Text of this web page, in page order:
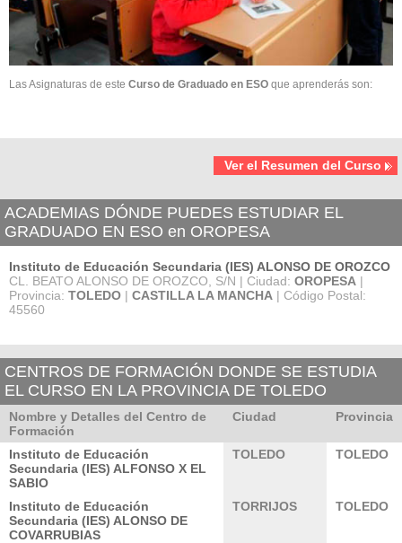
Las Asignaturas de este Curso de Graduado en ESO que aprenderás son:
Ver el Resumen del Curso
ACADEMIAS DÓNDE PUEDES ESTUDIAR EL
GRADUADO EN ESO en OROPESA
Instituto de Educación Secundaria (IES) ALONSO DE OROZCO
CL. BEATO ALONSO DE OROZCO, S/N | Ciudad: OROPESA |
Provincia: TOLEDO | CASTILLA LA MANCHA | Código Postal:
45560
CENTROS DE FORMACIÓN DONDE SE ESTUDIA
EL CURSO EN LA PROVINCIA DE TOLEDO
Nombre y Detalles del Centro de
Formación
Ciudad Provincia
Instituto de Educación
Secundaria (IES) ALFONSO X EL
SABIO
TOLEDO TOLEDO
Instituto de Educación
Secundaria (IES) ALONSO DE
COVARRUBIAS
TORRIJOS TOLEDO